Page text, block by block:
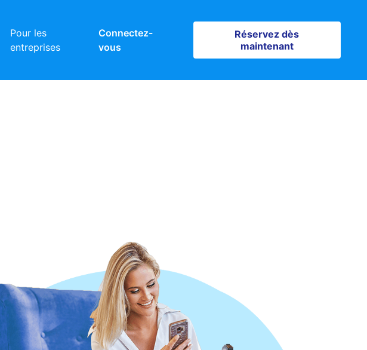
Pour les
entreprises
Connectez-
vous
Réservez dès
maintenant
Réservez dès maintenant